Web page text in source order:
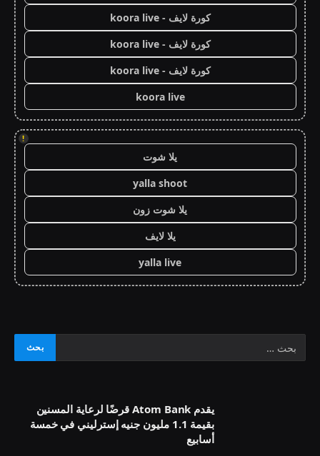
كورة لايف - koora live
كورة لايف - koora live
كورة لايف - koora live
koora live
!
يلا شوت
yalla shoot
يلا شوت زون
يلا لايف
yalla live
يقدم Atom Bank قرضًا لرعاية المسنين
بقيمة 1.1 مليون جنيه إسترليني في خمسة
أسابيع